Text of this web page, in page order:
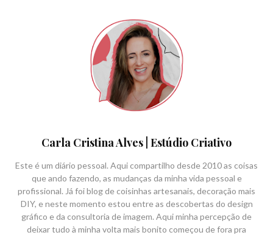
Carla Cristina Alves | Estúdio Criativo
Este é um diário pessoal. Aqui compartilho desde 2010 as coisas
que ando fazendo, as mudanças da minha vida pessoal e
profissional. Já foi blog de coisinhas artesanais, decoração mais
DIY, e neste momento estou entre as descobertas do design
gráfico e da consultoria de imagem. Aqui minha percepção de
deixar tudo à minha volta mais bonito começou de fora pra